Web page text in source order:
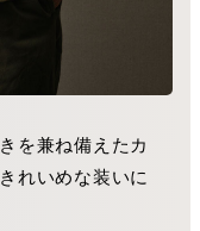
を兼ね備えたカ
れいめな装いに